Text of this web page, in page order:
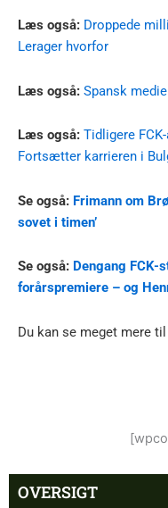
Læs også: Droppede
Lerager hvorfor
Læs også: Spansk
Læs også: Tidligere
Fortsætter karrieren i
Se også: Frimann om
sovet i timen’
Se også: Dengang FCK-
forårspremiere – og
Du kan se meget mere
OVERSIGT